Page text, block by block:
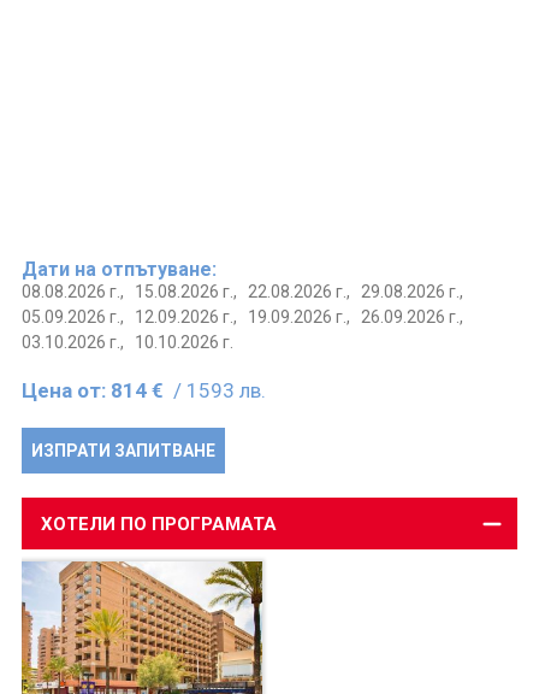
Дати на отпътуване:
08.08.2026 г., 15.08.2026 г., 22.08.2026 г., 29.08.2026 г.,
05.09.2026 г., 12.09.2026 г., 19.09.2026 г., 26.09.2026 г.,
03.10.2026 г., 10.10.2026 г.
Цена от: 814 € / 1593 лв.
ИЗПРАТИ ЗАПИТВАНЕ
ХОТЕЛИ ПО ПРОГРАМАТА